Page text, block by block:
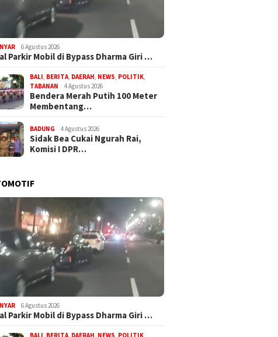
6 Agustus 2026
Parkir Mobil di Bypass Dharma Giri …
BALI, BERITA, DAERAH, NEWS, POLITIK,
TABANAN
4 Agustus 2026
Bendera Merah Putih 100 Meter
Membentang…
BADUNG 4 Agustus 2026
Sidak Bea Cukai Ngurah Rai,
Komisi I DPR…
6 Agustus 2026
Parkir Mobil di Bypass Dharma Giri …
BALI BERITA DAERAH NEWS POLITIK